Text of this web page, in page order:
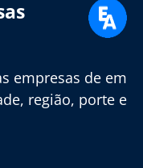
empresas de em
região, porte e